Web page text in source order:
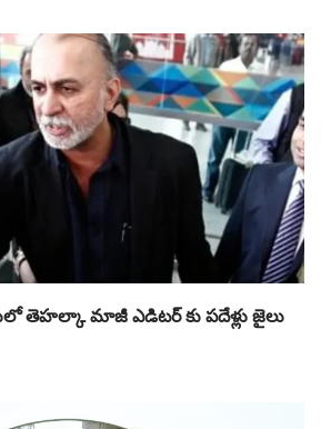
తెహ‌ల్కా మాజీ ఎడిట‌ర్ కు పదేళ్లు జైలు